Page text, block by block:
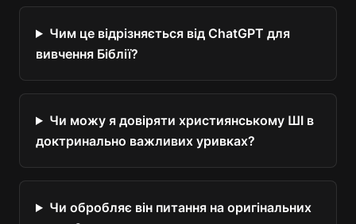
Чим це відрізняється від ChatGPT для
вивчення Біблії?
Чи можу я довіряти християнському ШІ в
доктринально важливих уривках?
Чи обробляє він питання на оригінальних